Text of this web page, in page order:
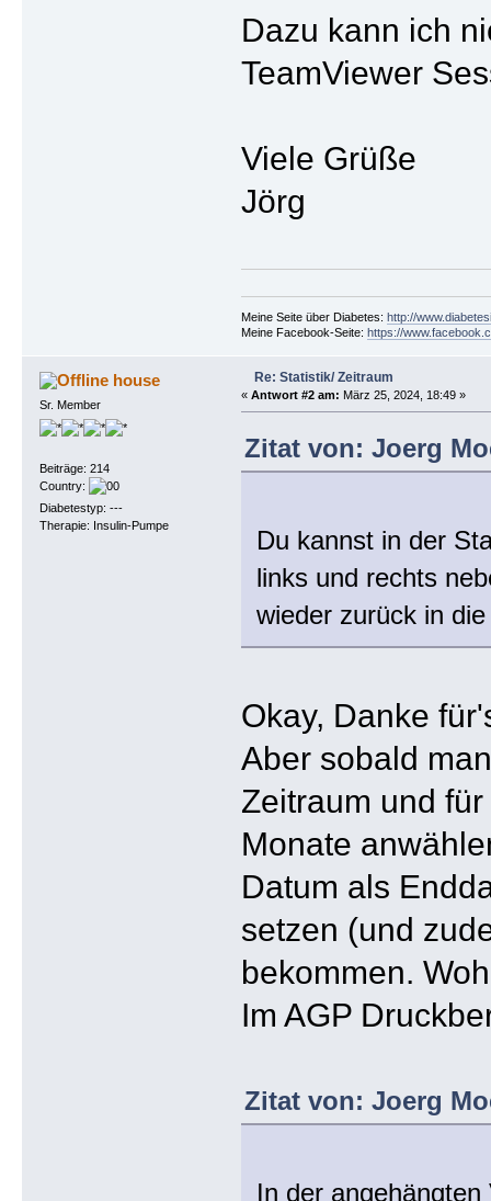
Dazu kann ich
TeamViewer
Viele Grüße
Jörg
Meine Seite über Diabetes: http://
Meine Facebook-Seite: https://
house
Sr. Member
Beiträge: 214
Country:
Diabetestyp: ---
Therapie: Insulin-Pumpe
Re: Statistik/ Zeitraum
« Antwort #2 am: März 25, 2024, 18:49 »
Zitat von: Joerg
Du kannst in der
links und rechts
wieder zurück in
Okay, Danke
Aber sobald
Zeitraum und
Monate
Datum als
setzen (und
bekommen.
Im AGP
Zitat von: Joerg
In der